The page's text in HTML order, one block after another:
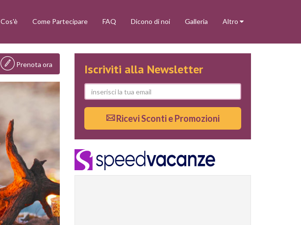
Cos'è Come Partecipare FAQ Dicono di noi Galleria Altro
Prenota ora Iscriviti alla Newsletter
Ricevi Sconti e Promozioni